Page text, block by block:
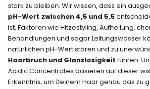
stark zu bleiben. Wir wissen, dass ein
pH-Wert zwischen 4,5 und 5,5
ist. Faktoren wie Hitzestyling, Aufhellung,
Behandlungen und sogar Leitungswasser
natürlichen pH-Wert stören und zu
Haarbruch und Glanzlosigkeitführen.
Acidic Concentrates basieren auf dieser
Erkenntnis, um Deinem Haar genau das zu